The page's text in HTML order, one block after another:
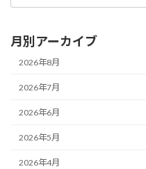
月別アーカイブ
2026年8月
2026年7月
2026年6月
2026年5月
2026年4月